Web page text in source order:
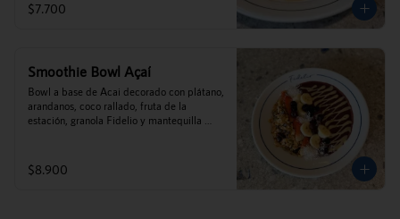
$7.700
Smoothie Bowl Açaí
Bowl a base de Acai decorado con plátano,
arandanos, coco rallado, fruta de la
estación, granola Fidelio y mantequilla
$8.900